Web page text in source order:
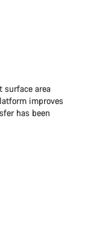
area
improves
has been